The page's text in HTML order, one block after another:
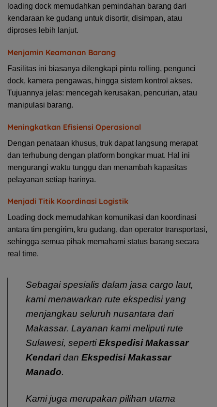
loading dock memudahkan pemindahan barang dari
kendaraan ke gudang untuk disortir, disimpan, atau
diproses lebih lanjut.
Menjamin Keamanan Barang
Fasilitas ini biasanya dilengkapi pintu rolling, pengunci
dock, kamera pengawas, hingga sistem kontrol akses.
Tujuannya jelas: mencegah kerusakan, pencurian, atau
manipulasi barang.
Meningkatkan Efisiensi Operasional
Dengan penataan khusus, truk dapat langsung merapat
dan terhubung dengan platform bongkar muat. Hal ini
mengurangi waktu tunggu dan menambah kapasitas
pelayanan setiap harinya.
Menjadi Titik Koordinasi Logistik
Loading dock memudahkan komunikasi dan koordinasi
antara tim pengirim, kru gudang, dan operator transportasi,
sehingga semua pihak memahami status barang secara
real time.
Sebagai spesialis dalam jasa cargo laut,
kami menawarkan rute ekspedisi yang
menjangkau seluruh nusantara dari
Makassar. Layanan kami meliputi rute
Sulawesi, sepertiEkspedisi Makassar
Kendaridan Ekspedisi Makassar
Manado.
Kami juga merupakan pilihan utama